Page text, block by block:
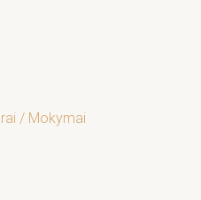
/ Mokymai